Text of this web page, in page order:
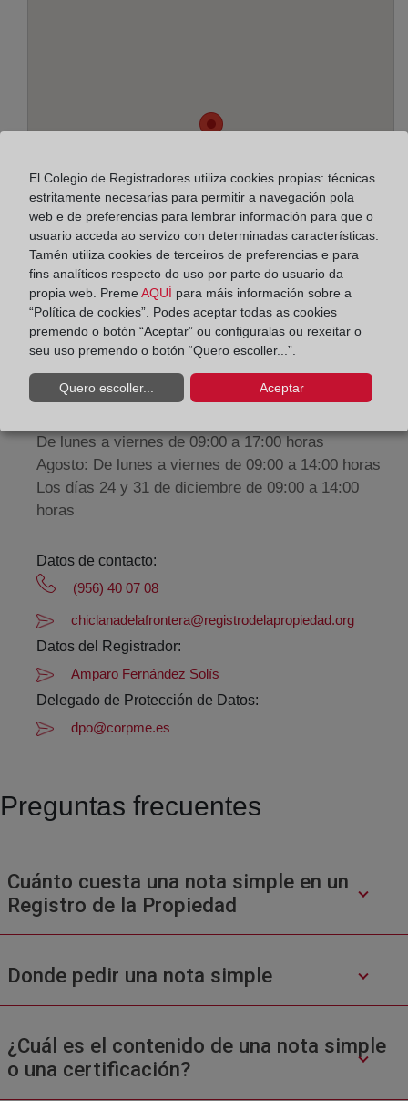
Enderezo:
Horario:
De lunes a viernes de 09:00 a 17:00 horas
Agosto: De lunes a viernes de 09:00 a 14:00 horas
Los días 24 y 31 de diciembre de 09:00 a 14:00
horas
Datos de contacto:
(956) 40 07 08
chiclanadelafrontera@registrodelapropiedad.org
Datos del Registrador:
Amparo Fernández Solís
Delegado de Protección de Datos:
dpo@corpme.es
Preguntas frecuentes
Cuánto cuesta una nota simple en un
Registro de la Propiedad
Donde pedir una nota simple
¿Cuál es el contenido de una nota simple
o una certificación?
El Colegio de Registradores utiliza cookies propias: técnicas
estritamente necesarias para permitir a navegación pola
web e de preferencias para lembrar información para que o
usuario acceda ao servizo con determinadas características.
Tamén utiliza cookies de terceiros de preferencias e para
fins analíticos respecto do uso por parte do usuario da
propia web. Preme AQUÍ para máis información sobre a
“Política de cookies”. Podes aceptar todas as cookies
premendo o botón “Aceptar” ou configuralas ou rexeitar o
seu uso premendo o botón “Quero escoller...”.
Quero escoller... Aceptar